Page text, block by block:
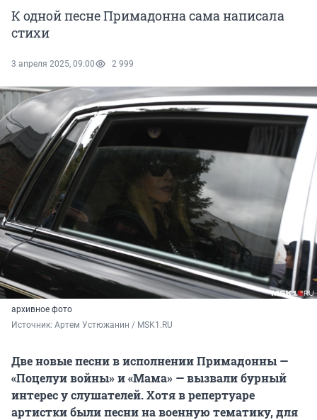
К одной песне Примадонна сама написала
стихи
3 апреля 2025, 09:00 2 999
архивное фото
Источник: Артем Устюжанин / MSK1.RU
Две новые песни в исполнении Примадонны —
«Поцелуи войны» и «Мама» — вызвали бурный
интерес у слушателей. Хотя в репертуаре
артистки были песни на военную тематику, для